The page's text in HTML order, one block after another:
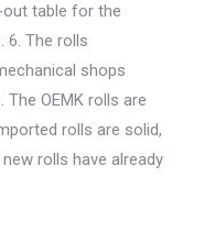
table for the
6. The rolls
shops
OEMK rolls are
rolls are solid,
rolls have already